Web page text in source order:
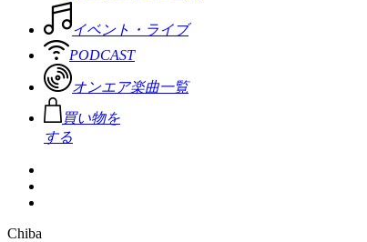
イベント・ライブ
PODCAST
オンエア楽曲一覧
買い物を
する
Chiba